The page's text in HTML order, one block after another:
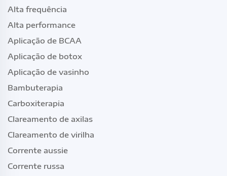
Alta frequência
Alta performance
Aplicação de BCAA
Aplicação de botox
Aplicação de vasinho
Bambuterapia
Carboxiterapia
Clareamento de axilas
Clareamento de virilha
Corrente aussie
Corrente russa